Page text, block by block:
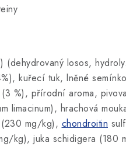
(dehydrovaný losos,
kuřecí tuk, lněné
%), přírodní aroma,
limacinum), hrachová
mg/kg), chondroitin
kg), juka schidigera (180